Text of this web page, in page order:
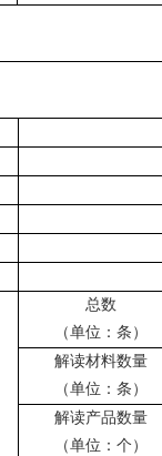
总数
（单位：条）
解读材料数量
（单位：条）
解读产品数量
（单位：个）